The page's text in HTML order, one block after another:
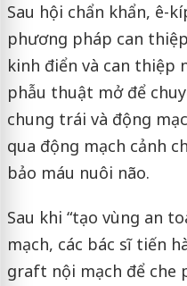
Sau hội chẩn khẩn, ê-
phương pháp can
kinh điển và can thiệp
phẫu thuật mở để
chung trái và động
qua động mạch cảnh
bảo máu nuôi não.
Sau khi “tạo vùng an
mạch, các bác sĩ tiến
graft nội mạch để che